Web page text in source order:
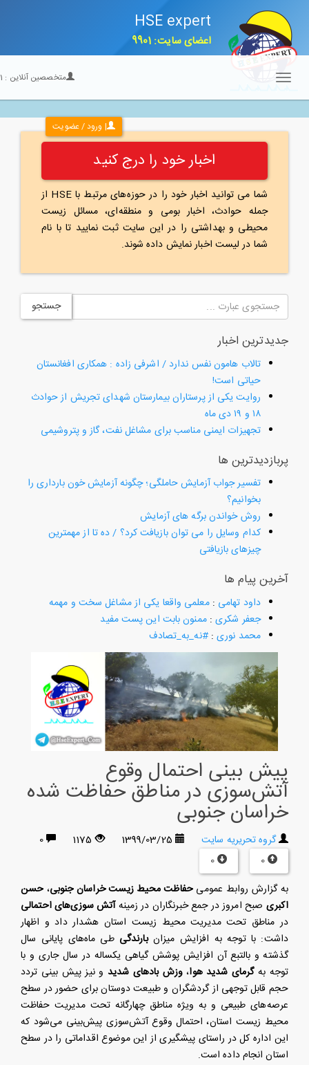
HSE expert
اعضای سایت: 9901
| ورود / عضویت
متخصصین آنلاین :21
Toggle
navigation
اخبار خود را درج کنید
شما می توانید اخبار خود را در حوزه‌های مرتبط با HSE از
جمله حوادث، اخبار بومی و منطقه‌ای، مسائل زیست
محیطی و بهداشتی را در این سایت ثبت نمایید تا با نام
شما در لیست اخبار نمایش داده شوند.
جستجو
جدیدترین اخبار
تالاب هامون نفس ندارد / اشرفی زاده : همکاری افغانستان
حیاتی است!
روایت یکی از پرستاران بیمارستان شهدای تجریش از حوادث
تجهیزات ایمنی مناسب برای مشاغل نفت، گاز و پتروشیمی
پربازدیدترین ها
تفسیر جواب آزمایش حاملگی؛ چگونه آزمایش خون بارداری را
بخوانیم؟
روش خواندن برگه های آزمایش
کدام وسایل را می توان بازیافت کرد؟ / ده تا از مهمترین
چیزهای بازیافتی
آخرین پیام ها
داود تهامی:معلمی واقعا یکی از مشاغل سخت و مهمه
جعفر شکری:ممنون بابت این پست مفید
محمد نوری:#نه_به_تصادف
پیش بینی احتمال وقوع
آتش‌سوزی در مناطق حفاظت شده
خراسان جنوبی
گروه تحریریه سایت 1399/03/25
1175
0
0
0
به گزارش روابط عمومیحفاظت محیط زیست خراسان جنوبی،حسن
اکبریصبح امروز در جمع خبرنگاران در زمینهآتش سوزی‌های احتمالی
در مناطق تحت مدیریت محیط زیست استان هشدار داد و اظهار
داشت: با توجه به افزایش میزانبارندگیطی ماه‌های پایانی سال
گذشته و بالتبع آن افزایش پوشش گیاهی یکساله در سال جاری و با
توجه بهگرمای شدید هوا،وزش بادهای شدیدو نیز پیش بینی تردد
حجم قابل توجهی از گردشگران و طبیعت دوستان برای حضور در سطح
عرصه‌های طبیعی و به ویژه مناطق چهارگانه تحت مدیریت حفاظت
محیط زیست استان، احتمال وقوع آتش‌سوزی پیش‌بینی می‌شود که
این اداره کل در راستای پیشگیری از این موضوع اقداماتی را در سطح
استان انجام داده است.